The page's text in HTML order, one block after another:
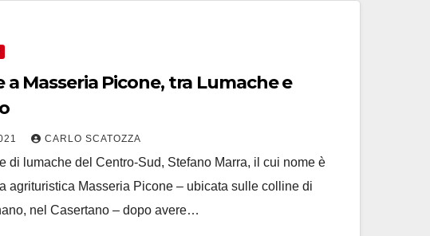
Picone, tra Lumache e
CARLO SCATOZZA
di lumache del Centro-Sud, Stefano Marra, il cui nome è
agrituristica Masseria Picone – ubicata sulle colline di
nel Casertano – dopo avere…